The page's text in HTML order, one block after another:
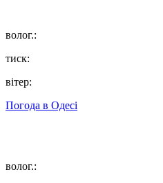
волог.:
тиск:
вітер:
Погода в Одесі
волог.: